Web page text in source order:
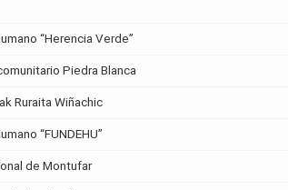
“Herencia Verde”
Piedra Blanca
Ruraita Wiñachic
“FUNDEHU”
de Montufar